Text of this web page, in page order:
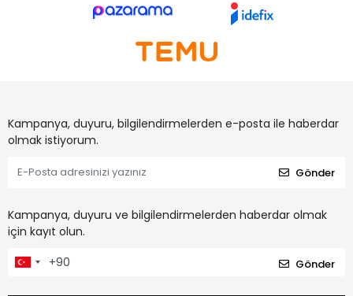
Kampanya, duyuru, bilgilendirmelerden e-posta ile haberdar
olmak istiyorum.
Gönder
Kampanya, duyuru ve bilgilendirmelerden haberdar olmak
için kayıt olun.
Gönder